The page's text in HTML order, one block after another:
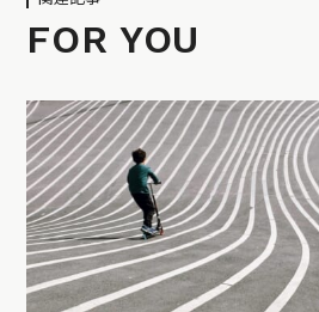
FOR YOU